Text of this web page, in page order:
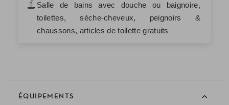
Salle de bains avec douche ou baignoire,
toilettes, sèche-cheveux, peignoirs &
chaussons, articles de toilette gratuits
ÉQUIPEMENTS